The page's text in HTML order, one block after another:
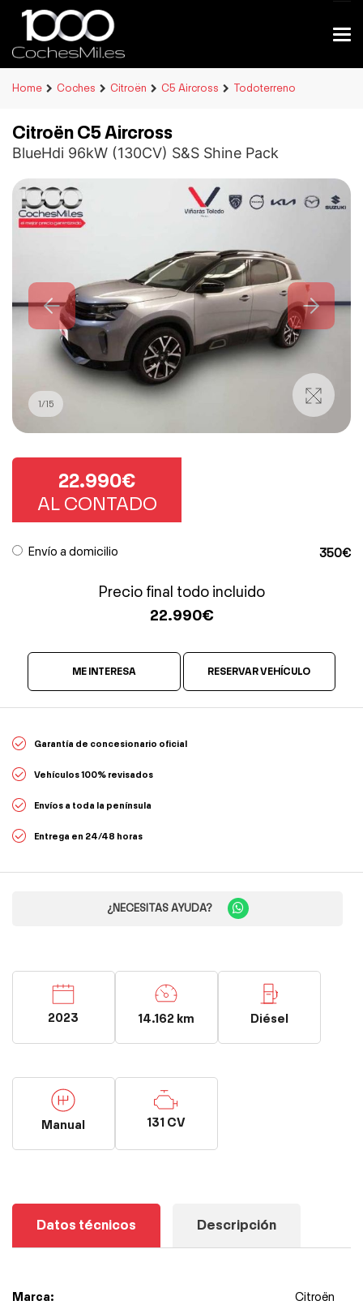
Home Coches Citroën C5 Aircross Todoterreno
Citroën C5 Aircross
BlueHdi 96kW (130CV) S&S Shine Pack
1/15
22.990€
AL CONTADO
Envío a domicilio 350€
Precio final todo incluido
22.990€
ME INTERESA RESERVAR VEHÍCULO
Garantía de concesionario oficial
Vehículos 100% revisados
Envíos a toda la península
Entrega en 24/48 horas
¿NECESITAS AYUDA?
2023 14.162 km Diésel
Manual 131 CV
Datos técnicos Descripción
Marca: Citroën